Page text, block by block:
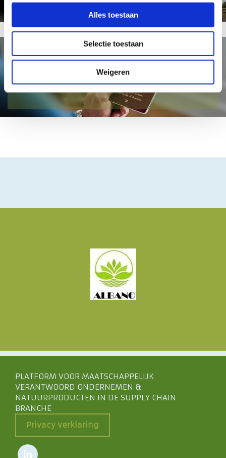
Alles toestaan
Selectie toestaan
Weigeren
Douane
PLATFORM VOOR MAATSCHAPPELIJK
VERANTWOORD ONDERNEMEN &
NATUURPRODUCTEN IN DE SUPPLY CHAIN
BRANCHE
Privacy verklaring